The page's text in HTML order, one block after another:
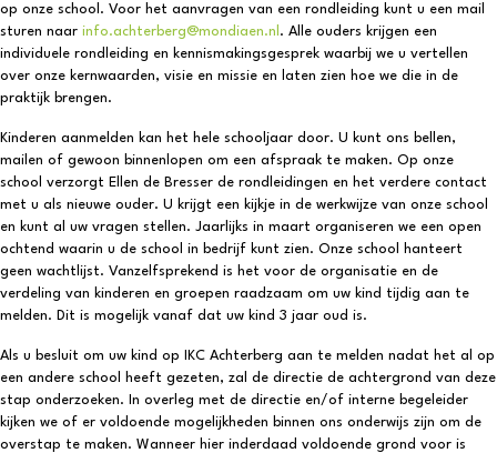
op onze school. Voor het aanvragen van een rondleiding kunt u een mail
sturen naar info.achterberg@mondiaen.nl . Alle ouders krijgen een
individuele rondleiding en kennismakingsgesprek waarbij we u vertellen
over onze kernwaarden, visie en missie en laten zien hoe we die in de
praktijk brengen.
Kinderen aanmelden kan het hele schooljaar door. U kunt ons bellen,
mailen of gewoon binnenlopen om een afspraak te maken. Op onze
school verzorgt Ellen de Bresser de rondleidingen en het verdere contact
met u als nieuwe ouder. U krijgt een kijkje in de werkwijze van onze school
en kunt al uw vragen stellen. Jaarlijks in maart organiseren we een open
ochtend waarin u de school in bedrijf kunt zien. Onze school hanteert
geen wachtlijst. Vanzelfsprekend is het voor de organisatie en de
verdeling van kinderen en groepen raadzaam om uw kind tijdig aan te
melden. Dit is mogelijk vanaf dat uw kind 3 jaar oud is.
Als u besluit om uw kind op IKC Achterberg aan te melden nadat het al op
een andere school heeft gezeten, zal de directie de achtergrond van deze
stap onderzoeken. In overleg met de directie en/of interne begeleider
kijken we of er voldoende mogelijkheden binnen ons onderwijs zijn om de
overstap te maken. Wanneer hier inderdaad voldoende grond voor is